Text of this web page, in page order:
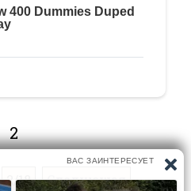
2
2/18 Следующая